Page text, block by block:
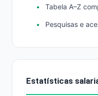
Tabela A–Z
Pesquisas e
Estatísticas